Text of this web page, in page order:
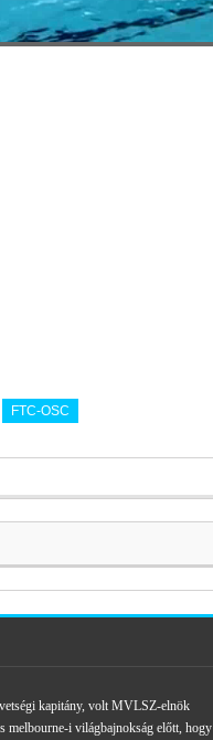
FTC-OSC
kapitány, volt MVLSZ-elnök
melbourne-i világbajnokság előtt, hogy